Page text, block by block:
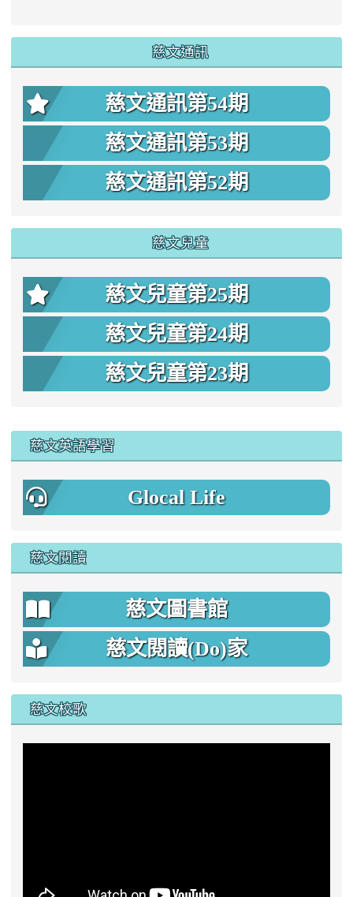
慈文通訊
慈文通訊第54期
慈文通訊第53期
慈文通訊第52期
慈文兒童
慈文兒童第25期
慈文兒童第24期
慈文兒童第23期
::: 慈文英語學習
Glocal Life
慈文閱讀
慈文圖書館
慈文閱讀(Do)家
慈文校歌